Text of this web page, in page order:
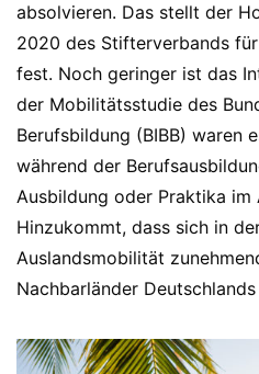
absolvieren. Das stellt der
2020 des Stifterverbands
fest. Noch geringer ist das
der Mobilitätsstudie des
Berufsbildung (BIBB) waren
während der
Ausbildung oder Praktika im
Hinzukommt, dass sich in
Auslandsmobilität
Nachbarländer